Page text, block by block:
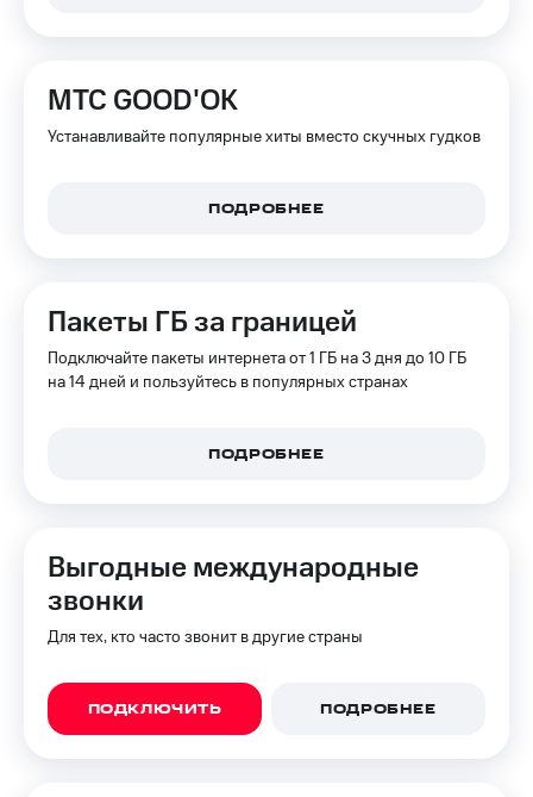
МТС GOOD'OK
Устанавливайте популярные хиты вместо скучных гудков
ПОДРОБНЕЕ
Пакеты ГБ за границей
Подключайте пакеты интернета от 1 ГБ на 3 дня до 10 ГБ
на 14 дней и пользуйтесь в популярных странах
ПОДРОБНЕЕ
Выгодные международные
звонки
Для тех, кто часто звонит в другие страны
ПОДКЛЮЧИТЬ ПОДРОБНЕЕ